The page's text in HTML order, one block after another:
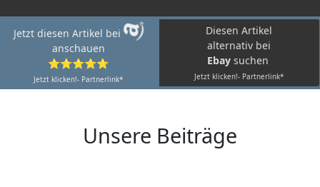
Jetzt diesen Artikel bei
anschauen
⭐⭐⭐⭐⭐
Jetzt klicken!- Partnerlink*
Diesen Artikel
alternativ bei
Ebay suchen
Jetzt klicken!- Partnerlink*
Unsere Beiträge